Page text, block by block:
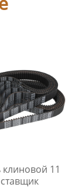
11